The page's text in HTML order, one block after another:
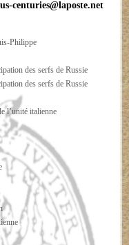
Philippe
des serfs de Russie
des serfs de Russie
l’unité italienne
centuries@laposte.net